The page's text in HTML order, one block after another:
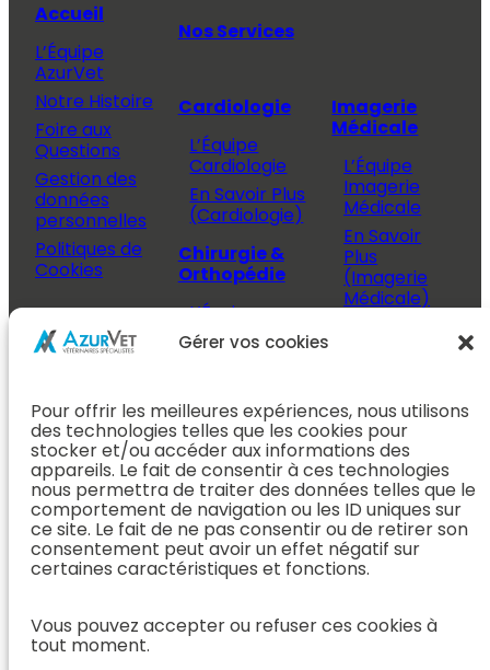
Gérer vos cookies
Pour offrir les meilleures expériences, nous utilisons
des technologies telles que les cookies pour
stocker et/ou accéder aux informations des
appareils. Le fait de consentir à ces technologies
nous permettra de traiter des données telles que le
comportement de navigation ou les ID uniques sur
ce site. Le fait de ne pas consentir ou de retirer son
consentement peut avoir un effet négatif sur
certaines caractéristiques et fonctions.
Vous pouvez accepter ou refuser ces cookies à
tout moment.
Accueil
L’Équipe
AzurVet
Notre Histoire
Foire aux
Questions
Gestion des
données
personnelles
Politiques de
Cookies
Propriétaire
Prendre
rendez-vous
Après mon
rendez-vous
Espace
Vétérinaire
cas
Nous rejoindre
Nos Services
Cardiologie
L’Équipe
Cardiologie
En Savoir Plus
(Cardiologie)
Chirurgie &
Orthopédie
L’Équipe
Chirurgie &
Orthopédie
(Chirurgie &
Orthopédie)
Dentisterie &
ORL
L’Équipe
Dentisterie &
ORL
(Dentisterie &
ORL)
Imagerie
Médicale
L’Équipe
Imagerie
Médicale
En Savoir
Plus
(Imagerie
Médicale)
Médecine
Interne
En Savoir
Plus
(Médecine
Interne)
Neurologie
Neurologie